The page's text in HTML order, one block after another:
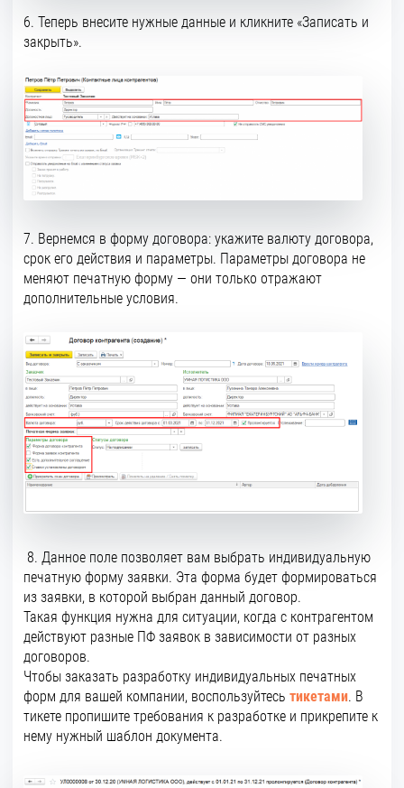
6. Теперь внесите нужные данные и кликните «Записать и
закрыть».
7. Вернемся в форму договора: укажите валюту договора,
срок его действия и параметры. Параметры договора не
меняют печатную форму — они только отражают
дополнительные условия.
8. Данное поле позволяет вам выбрать индивидуальную
печатную форму заявки. Эта форма будет формироваться
из заявки, в которой выбран данный договор.
Такая функция нужна для ситуации, когда с контрагентом
действуют разные ПФ заявок в зависимости от разных
договоров.
Чтобы заказать разработку индивидуальных печатных
форм для вашей компании, воспользуйтесь тикетами. В
тикете пропишите требования к разработке и прикрепите к
нему нужный шаблон документа.